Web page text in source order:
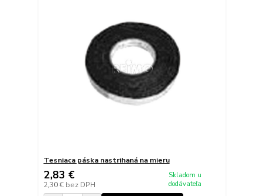
Tesniaca páska nastrihaná na mieru
2,83 €
2,30 € bez DPH
Skladom u
dodávateľa